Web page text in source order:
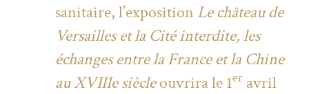
sanitaire, l’exposition Le château de
Versailles et la Cité interdite, les
échanges entre la France et la Chine
au XVIIIe siècleouvrira le 1er avril